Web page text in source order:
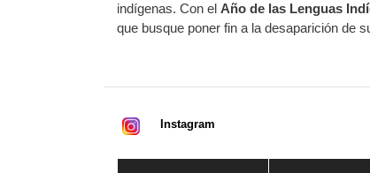
indígenas. Con el Año de las Lenguas
que busque poner fin a la desaparición de
Instagram